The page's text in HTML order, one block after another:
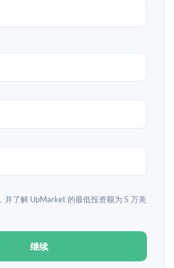
，并了解 UpMarket 的最低投资额为 5 万美
继续